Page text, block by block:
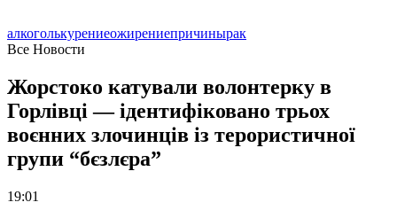
алкоголькурениеожирениепричинырак
Все Новости
Жорстоко катували волонтерку в
Горлівці — ідентифіковано трьох
воєнних злочинців із терористичної
групи “бєзлєра”
19:01